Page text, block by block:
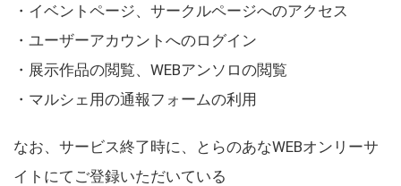
・イベントページ、サークルページへのアクセス
・ユーザーアカウントへのログイン
・展示作品の閲覧、WEBアンソロの閲覧
・マルシェ用の通報フォームの利用
なお、サービス終了時に、とらのあなWEBオンリーサ
イトにてご登録いただいている